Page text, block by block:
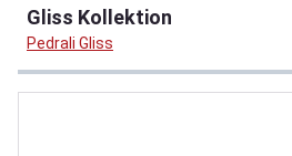
Gliss Kollektion
Pedrali Gliss